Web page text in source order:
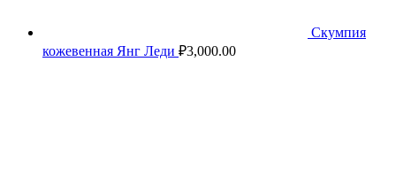
Скумпия
кожевенная Янг Леди ₽3,000.00